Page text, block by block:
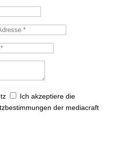
Ich akzeptiere die
der mediacraft